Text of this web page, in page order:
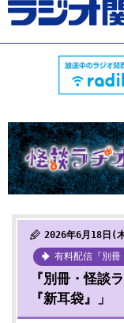
2026年6月18日(
有料配信『別冊
『別冊・怪談
『新耳袋』」